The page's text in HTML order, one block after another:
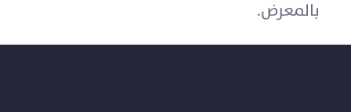
بالمعرض.